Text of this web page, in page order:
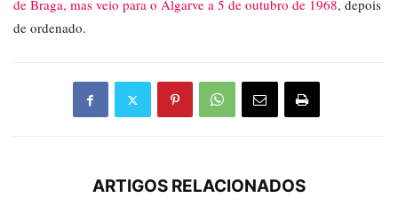
de Braga, mas veio para o Algarve a 5 de outubro de 1968, depois
de ordenado.
ARTIGOS RELACIONADOS